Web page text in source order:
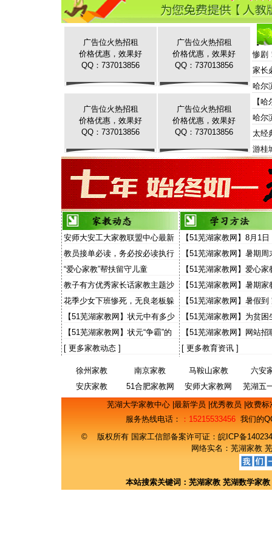
广告位火热招租
价格优惠，效果好
QQ：737013856
广告位火热招租
价格优惠，效果好
QQ：737013856
惨剧
家长
哈尔
【
哈尔
太经
游桂
广告位火热招租
价格优惠，效果好
QQ：737013856
广告位火热招租
价格优惠，效果好
QQ：737013856
安师大安工大家教联盟中心最新
家教信息
教员接单必读，务必按必读执行
“爱心家教”帮扶留守儿童
教子有方优秀家长话家教主题沙
龙
花季少女下班惨死，无良老板躲
猫猫，天理何在？国法何在？
【51芜湖家教网】状元中有多少
来自农村
【51芜湖家教网】状元“争霸”的
意义
[ 更多家教动态 ]
【51芜湖家教网】8月1日
场“家教”演讲面向家长和
【51芜湖家教网】暑期周
费去听“家教大讲堂”
【51芜湖家教网】爱心家
出感人故事 “小老师”讲13
【51芜湖家教网】暑期家
大学生有些灰心
【51芜湖家教网】暑假
【51芜湖家教网】为贫困
事 财大预录生自荐当免
【51芜湖家教网】网站招
期工主流找工渠道 50%
[ 更多教育资讯 ]
徐州家教 南京家教 马鞍山家教
六安
安庆家教
51合肥家教网 安师大家教网
芜湖五
网
芜湖大学家教中心 最新学员 优秀教员 收费
服务热线电话：
：15215533456 我们的
© 版权所有 国家工信部备案许可证： 皖ICP备
网络实名： 芜湖家教
本站搜索关键词： 芜湖家教 芜湖数学家教